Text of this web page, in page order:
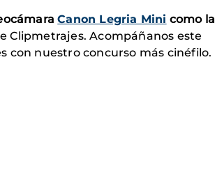
Canon Legria Mini como la
Clipmetrajes. Acompáñanos este
con nuestro concurso más cinéfilo.